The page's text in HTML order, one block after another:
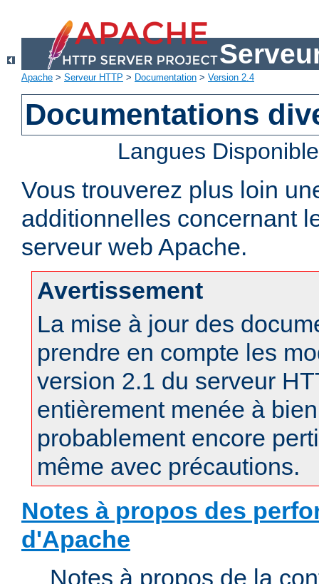
Apache > Serveur HTTP > Documentation > Version 2.4
Documentations
Langues
Vous trouverez plus loin
additionnelles concernant
serveur web Apache.
Avertissement
La mise à jour des
prendre en compte les
version 2.1 du serveur
entièrement menée à
probablement encore
même avec précautions.
Notes à propos des
d'Apache
Notes à propos de la